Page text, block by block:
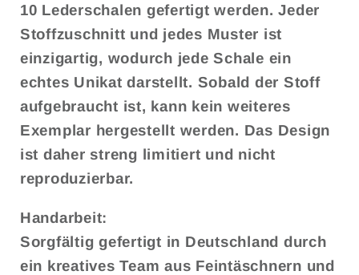
10 Lederschalen gefertigt werden. Jeder
Stoffzuschnitt und jedes Muster ist
einzigartig, wodurch jede Schale ein
echtes Unikat darstellt. Sobald der Stoff
aufgebraucht ist, kann kein weiteres
Exemplar hergestellt werden. Das Design
ist daher streng limitiert und nicht
reproduzierbar.
Handarbeit:
Sorgfältig gefertigt in Deutschland durch
ein kreatives Team aus Feintäschnern und